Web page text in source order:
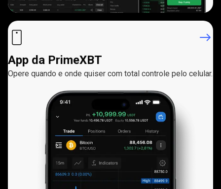
App da PrimeXBT
Opere quando e onde quiser com total controle pelo celular.